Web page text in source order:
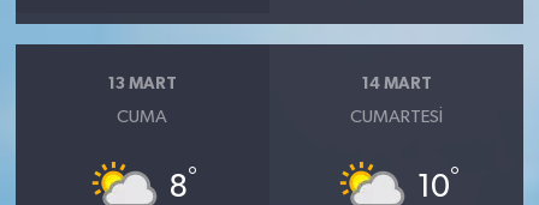
13 MART
CUMA
8°
14 MART
CUMARTESI
10°